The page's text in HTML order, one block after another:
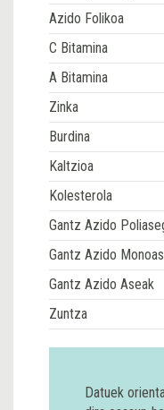
Azido Folikoa
C Bitamina
A Bitamina
Zinka
Burdina
Kaltzioa
Kolesterola
Gantz Azido
Gantz Azido
Gantz Azido Aseak
Zuntza
Datuek